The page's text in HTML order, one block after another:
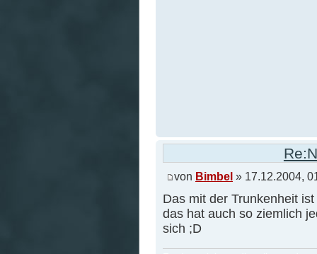
von Bimbel » 17.12.2004,
Das mit der Trunkenheit
das hat auch so ziemlich
sich ;D